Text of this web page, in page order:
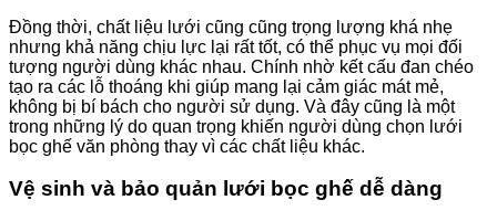
Đồng thời, chất liệu lưới cũng cũng trọng lượng khá nhẹ
nhưng khả năng chịu lực lại rất tốt, có thể phục vụ mọi đối
tượng người dùng khác nhau. Chính nhờ kết cấu đan chéo
tạo ra các lỗ thoáng khi giúp mang lại cảm giác mát mẻ,
không bị bí bách cho người sử dụng. Và đây cũng là một
trong những lý do quan trọng khiến người dùng chọn lưới
bọc ghế văn phòng thay vì các chất liệu khác.
Vệ sinh và bảo quản lưới bọc ghế dễ dàng